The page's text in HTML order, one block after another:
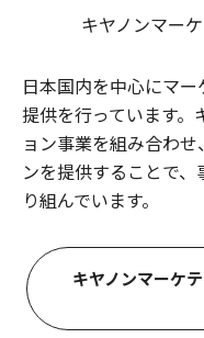
キヤノンマー
日本国内を中心にマ
提供を行っています
ョン事業を組み合わ
ンを提供することで
り組んでいます。
キヤノンマーケ